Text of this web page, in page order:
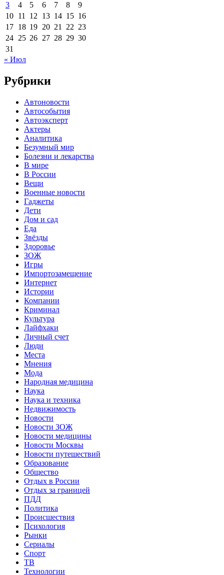
3
4 5 6 7 8
9
10 11 12 13 14 15 16
17 18 19 20 21 22 23
24 25 26 27 28 29 30
31
« Июл
Рубрики
Автоновости
Автособытия
Автоэксперт
Актеры
Аналитика
Безумный мир
Болезни и лекарства
В мире
В России
Вещи
Военные новости
Гаджеты
Дети
Дом и сад
Еда
Звёзды
Здоровье
ЗОЖ
Игры
Импортозамещение
Интернет
Истории
Компании
Криминал
Культура
Лайфхаки
Личный счет
Люди
Места
Мнения
Мода
Народная медицина
Наука
Наука и техника
Недвижимость
Новости
Новости ЗОЖ
Новости медицины
Новости Москвы
Новости путешествий
Образование
Общество
Отдых в России
Отдых за границей
ПДД
Политика
Происшествия
Психология
Рынки
Сериалы
Спорт
ТВ
Технологии